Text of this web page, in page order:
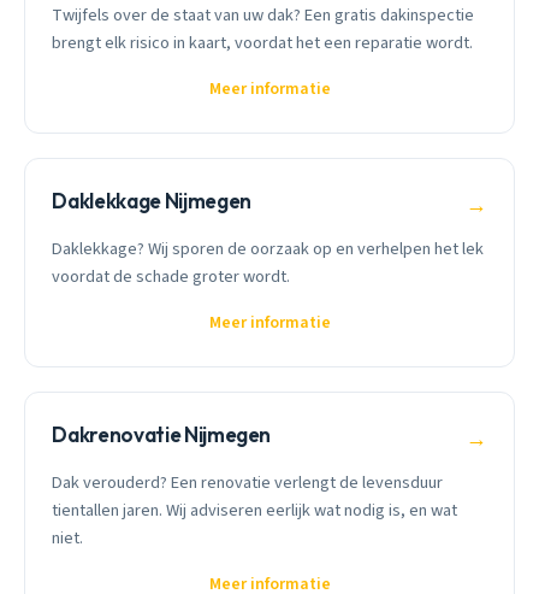
Twijfels over de staat van uw dak? Een gratis dakinspectie
brengt elk risico in kaart, voordat het een reparatie wordt.
Meer informatie
Daklekkage Nijmegen →
Daklekkage? Wij sporen de oorzaak op en verhelpen het lek
voordat de schade groter wordt.
Meer informatie
Dakrenovatie Nijmegen →
Dak verouderd? Een renovatie verlengt de levensduur
tientallen jaren. Wij adviseren eerlijk wat nodig is, en wat
niet.
Meer informatie